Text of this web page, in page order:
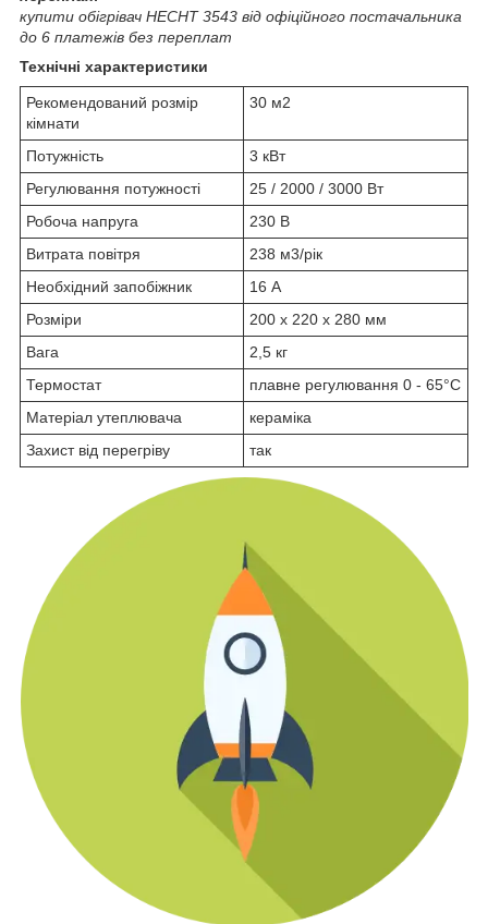
купити обігрівач HECHT 3543 від офіційного постачальника
до 6 платежів без переплат
Технічні характеристики
Рекомендований розмір
кімнати
30 м2
Потужність
3 кВт
Регулювання потужності
25 / 2000 / 3000 Вт
Робоча напруга
230 В
Витрата повітря
238 м3/рік
Необхідний запобіжник
16 А
Розміри
200 х 220 х 280 мм
Вага
2,5 кг
Термостат
плавне регулювання 0 - 65°C
Матеріал утеплювача
кераміка
Захист від перегріву
так